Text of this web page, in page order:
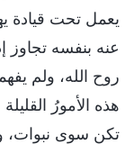
يعمل تحت قيادة
عنه بنفسه تجاوز
روح الله، ولم
هذه الأمورُ
تكن سوى نبوات،